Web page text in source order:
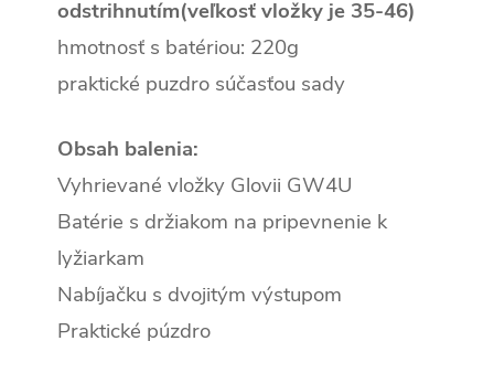
odstrihnutím(veľkosť vložky je 35-46)
hmotnosť s batériou: 220g
praktické puzdro súčasťou sady
Obsah balenia:
Vyhrievané vložky Glovii GW4U
Batérie s držiakom na pripevnenie k
lyžiarkam
Nabíjačku s dvojitým výstupom
Praktické púzdro